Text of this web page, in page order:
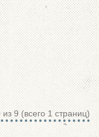
9 (всего 1 страниц)